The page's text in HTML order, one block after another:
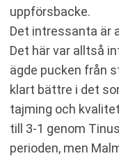
uppförsbacke.
Det intressanta är
Det här var alltså
ägde pucken från
klart bättre i det
tajming och
till 3-1 genom
perioden, men